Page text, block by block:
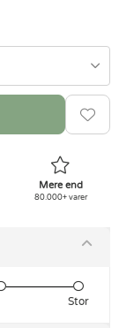
Mere end
80.000+ varer
Stor